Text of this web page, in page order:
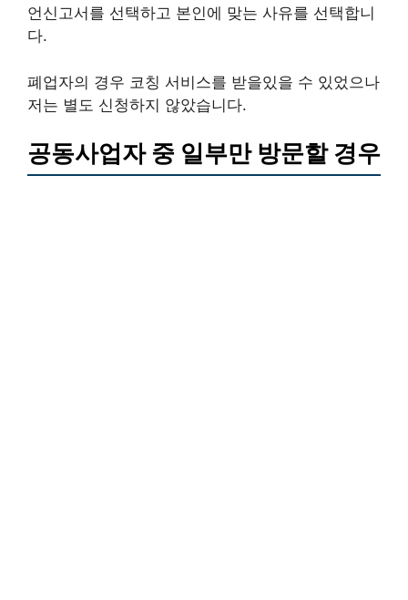
언신고서를 선택하고 본인에 맞는 사유를 선택합니
다.
폐업자의 경우 코칭 서비스를 받을있을 수 있었으나
저는 별도 신청하지 않았습니다.
공동사업자 중 일부만 방문할 경우